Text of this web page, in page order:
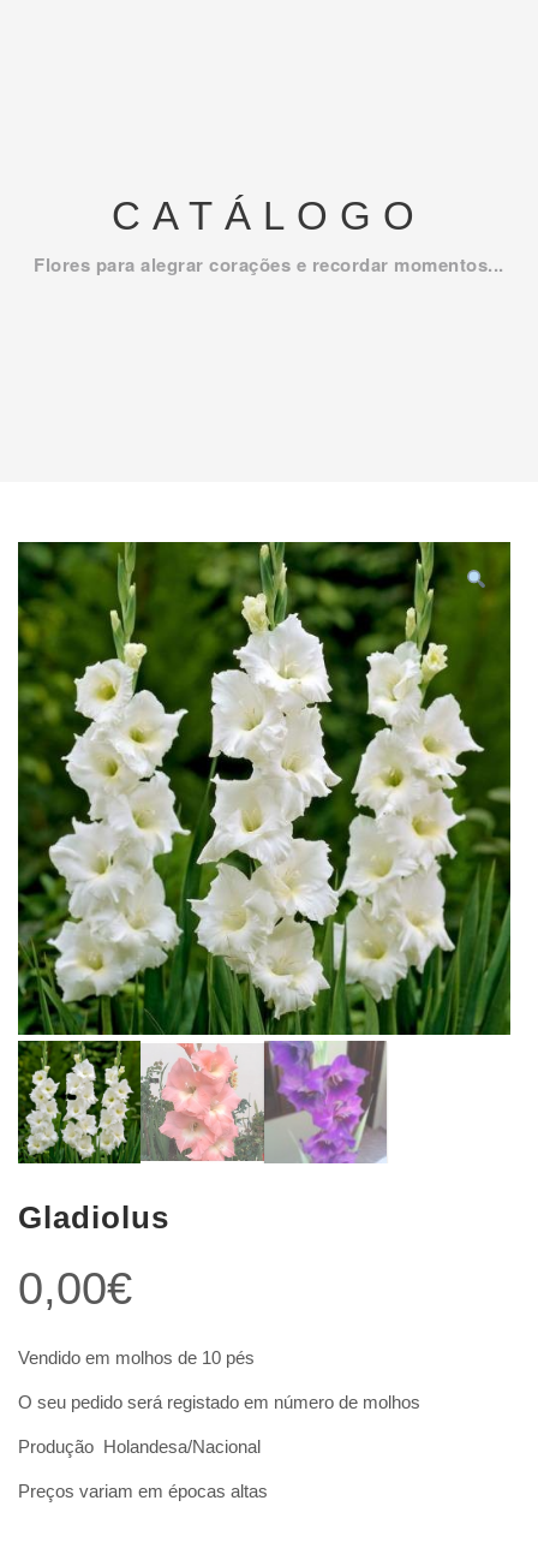
CATÁLOGO
Flores para alegrar corações e recordar momentos...
Gladiolus
0,00€
Vendido em molhos de 10 pés
O seu pedido será registado em número de molhos
Produção Holandesa/Nacional
Preços variam em épocas altas